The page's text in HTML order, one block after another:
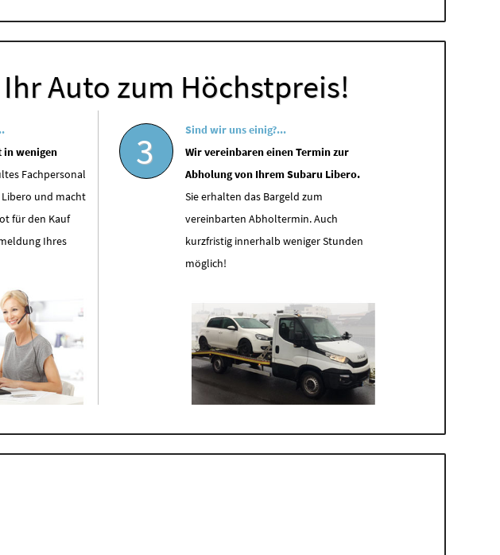
Auto zum Höchstpreis!
in wenigen
Fachpersonal
und macht
für den Kauf
Ihres
3
Sind wir uns einig?...
Wir vereinbaren einen Termin zur
Abholung von Ihrem Subaru Libero.
Sie erhalten das Bargeld zum
vereinbarten Abholtermin. Auch
kurzfristig innerhalb weniger Stunden
möglich!